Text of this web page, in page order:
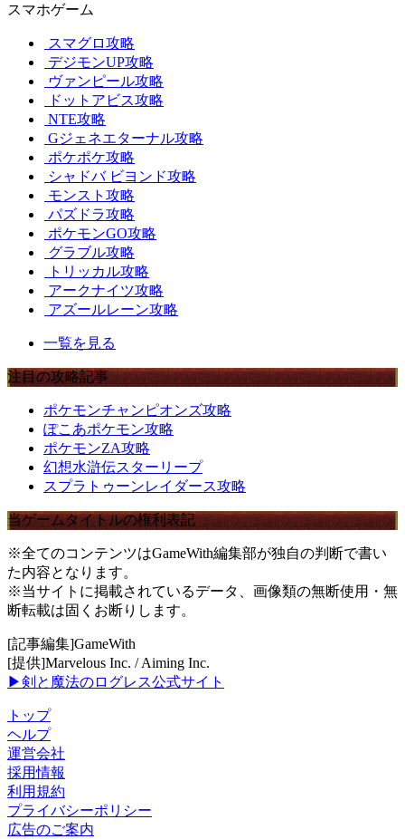
スマホゲーム
スマグロ攻略
デジモンUP攻略
ヴァンピール攻略
ドットアビス攻略
NTE攻略
Gジェネエターナル攻略
ポケポケ攻略
シャドバ ビヨンド攻略
モンスト攻略
パズドラ攻略
ポケモンGO攻略
グラブル攻略
トリッカル攻略
アークナイツ攻略
アズールレーン攻略
一覧を見る
注目の攻略記事
ポケモンチャンピオンズ攻略
ぽこあポケモン攻略
ポケモンZA攻略
幻想水滸伝スターリープ
スプラトゥーンレイダース攻略
当ゲームタイトルの権利表記
※全てのコンテンツはGameWith編集部が独自の判断で書い
た内容となります。
※当サイトに掲載されているデータ、画像類の無断使用・無
断転載は固くお断りします。
[記事編集]GameWith
[提供]Marvelous Inc. / Aiming Inc.
▶剣と魔法のログレス公式サイト
トップ
ヘルプ
運営会社
採用情報
利用規約
プライバシーポリシー
広告のご案内